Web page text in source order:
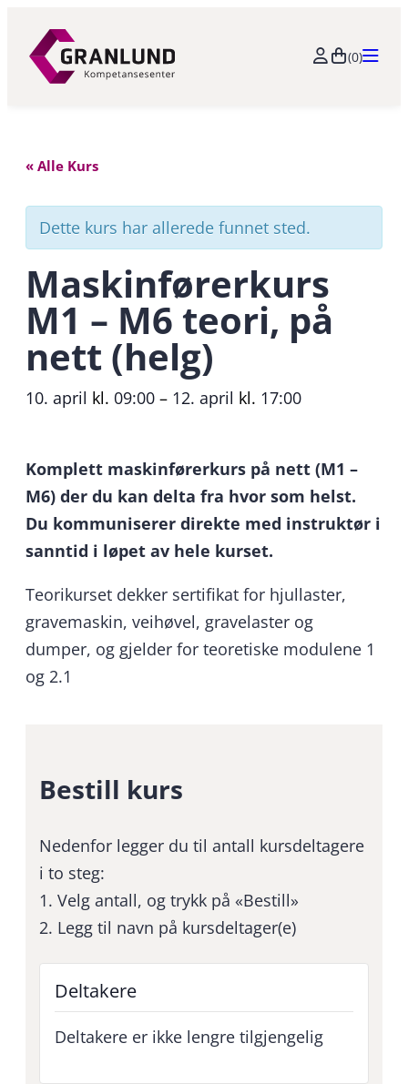
(0)
« Alle Kurs
Dette kurs har allerede funnet sted.
Maskinførerkurs
M1 – M6 teori, på
nett (helg)
10. april kl. 09:00 – 12. april kl. 17:00
Komplett maskinførerkurs på nett (M1 –
M6) der du kan delta fra hvor som helst.
Du kommuniserer direkte med instruktør i
sanntid i løpet av hele kurset.
Teorikurset dekker sertifikat for hjullaster,
gravemaskin, veihøvel, gravelaster og
dumper, og gjelder for teoretiske modulene 1
og 2.1
Bestill kurs
Nedenfor legger du til antall kursdeltagere
i to steg:
1. Velg antall, og trykk på «Bestill»
2. Legg til navn på kursdeltager(e)
Deltakere
Deltakere er ikke lengre tilgjengelig